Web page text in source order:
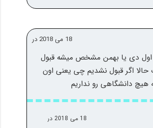
18 می 2018 در
اول دی یا بهمن مشخص میشه قبول
اگر قبول نشدیم چی یعنی اون
دانشگاهی رو نداریم
18 می 2018 در